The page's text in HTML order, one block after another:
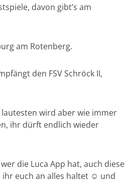
davon gibt’s am
am Rotenberg.
den FSV Schröck II,
wird aber wie immer
ihr dürft endlich wieder
die Luca App hat, auch diese
ihr euch an alles haltet ☺️ und